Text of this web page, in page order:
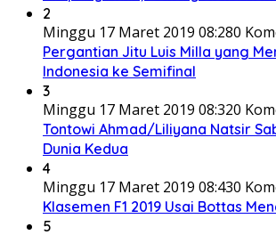
2
Minggu 17 Maret 2019 08:280
Pergantian Jitu Luis Milla yang
Indonesia ke Semifinal
3
Minggu 17 Maret 2019 08:320
Tontowi Ahmad/Liliyana Natsir
Dunia Kedua
4
Minggu 17 Maret 2019 08:430
Klasemen F1 2019 Usai Bottas
5